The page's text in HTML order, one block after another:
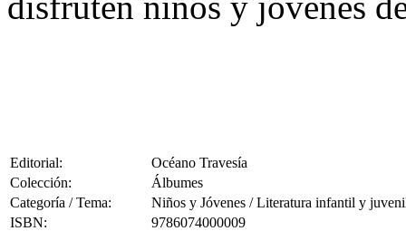
Editorial:
Océano Travesía
Colección:
Álbumes
Categoría / Tema:
Niños y Jóvenes / Literatura infantil y
ISBN:
9786074000009